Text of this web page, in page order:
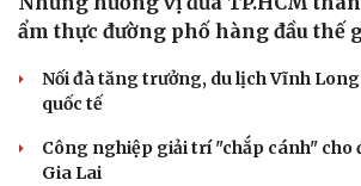
Sân khấu - Điện ảnh
Văn học
Âm nhạc
Di sản
Nghệ sĩ
Sao Việt
ẩm thực đường phố hàng đầu thế
Nối đà tăng trưởng, du lịch Vĩnh
quốc tế
Công nghiệp giải trí "chắp cánh" cho
Gia Lai